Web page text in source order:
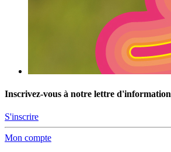
Inscrivez-vous à notre lettre d'information
S'inscrire
Mon compte